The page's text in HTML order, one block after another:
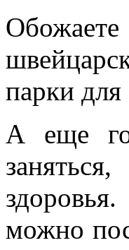
парки
А еще
можно